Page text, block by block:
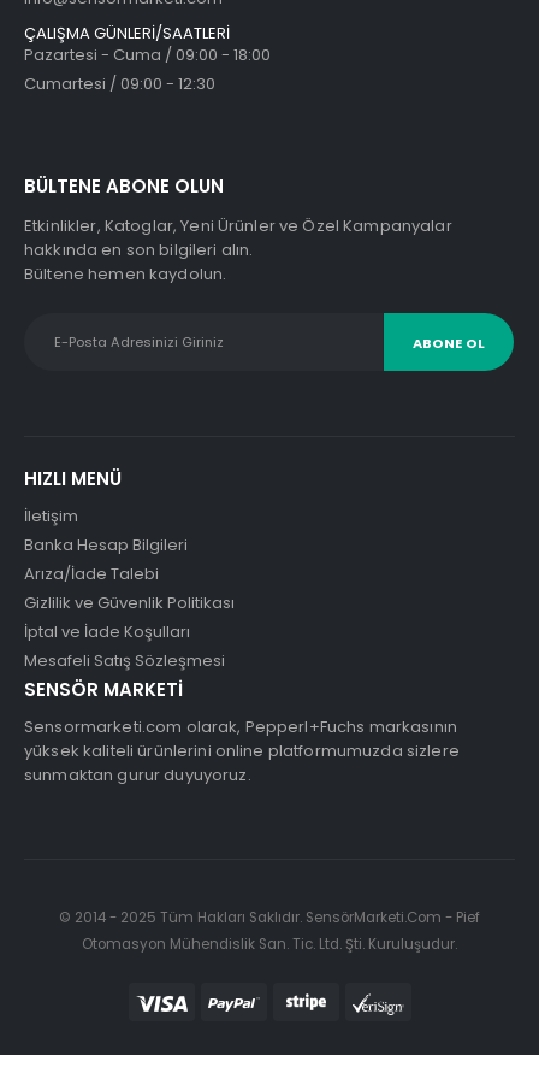
ÇALIŞMA GÜNLERİ/SAATLERİ
Pazartesi - Cuma / 09:00 - 18:00
Cumartesi / 09:00 - 12:30
BÜLTENE ABONE OLUN
Etkinlikler, Katoglar, Yeni Ürünler ve Özel Kampanyalar
hakkında en son bilgileri alın.
Bültene hemen kaydolun.
HIZLI MENÜ
İletişim
Banka Hesap Bilgileri
Arıza/İade Talebi
Gizlilik ve Güvenlik Politikası
İptal ve İade Koşulları
Mesafeli Satış Sözleşmesi
SENSÖR MARKETİ
Sensormarketi.com olarak, Pepperl+Fuchs markasının
yüksek kaliteli ürünlerini online platformumuzda sizlere
sunmaktan gurur duyuyoruz.
© 2014 - 2025 Tüm Hakları Saklıdır. SensörMarketi.Com - Pief
Otomasyon Mühendislik San. Tic. Ltd. Şti. Kuruluşudur.